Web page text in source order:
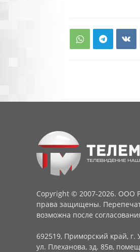
Copyright © 2007-2026. ООО
права защищены.
возможна после
692519, Приморский край, г.
ул. Плеханова, зд. 85в,